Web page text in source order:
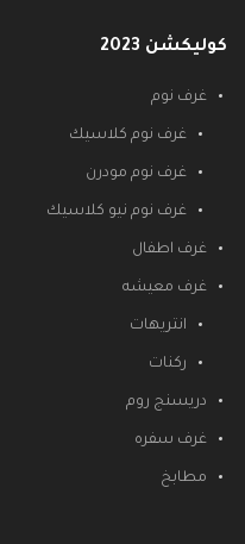
كوليكشن 2023
غرف نوم
غرف نوم كلاسيك
غرف نوم مودرن
غرف نوم نيو كلاسيك
غرف اطفال
غرف معيشه
انتريهات
ركنات
دريسنج روم
غرف سفره
مطابخ